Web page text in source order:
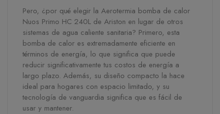
Pero, ¿por qué elegir la Aerotermia bomba de calor
Nuos Primo HC 240L de Ariston en lugar de otros
sistemas de agua caliente sanitaria? Primero, esta
bomba de calor es extremadamente eficiente en
términos de energía, lo que significa que puede
reducir significativamente tus costos de energía a
largo plazo. Además, su diseño compacto la hace
ideal para hogares con espacio limitado, y su
tecnología de vanguardia significa que es fácil de
usar y mantener.